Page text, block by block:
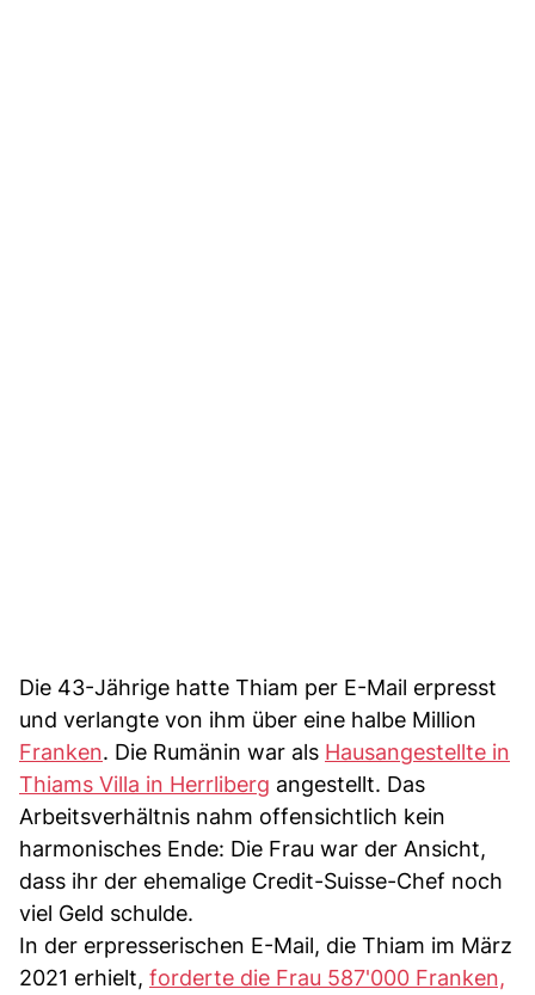
Die 43-Jährige hatte Thiam per E-Mail erpresst
und verlangte von ihm über eine halbe Million
Franken. Die Rumänin war als Hausangestellte in
Thiams Villa in Herrliberg angestellt. Das
Arbeitsverhältnis nahm offensichtlich kein
harmonisches Ende: Die Frau war der Ansicht,
dass ihr der ehemalige Credit-Suisse-Chef noch
viel Geld schulde.
In der erpresserischen E-Mail, die Thiam im März
2021 erhielt, forderte die Frau 587'000 Franken,